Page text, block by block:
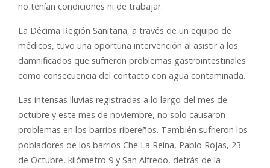
no tenían condiciones ni de trabajar.
La Décima Región Sanitaria, a través de un equipo de
médicos, tuvo una oportuna intervención al asistir a los
damnificados que sufrieron problemas gastrointestinales
como consecuencia del contacto con agua contaminada.
Las intensas lluvias registradas a lo largo del mes de
octubre y este mes de noviembre, no solo causaron
problemas en los barrios ribereños. También sufrieron los
pobladores de los barrios Che La Reina, Pablo Rojas, 23
de Octubre, kilómetro 9 y San Alfredo, detrás de la